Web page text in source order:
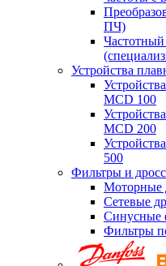
ПЧ)
Частотный
Устройства
MCD 100
MCD 200
500
Фильтры и
Моторные
Сетевые
Синусные
Фильтры